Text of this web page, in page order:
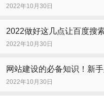
2022年10月30日
2022做好这几点让百度搜
2022年10月30日
网站建设的必备知识！新手
2022年10月30日